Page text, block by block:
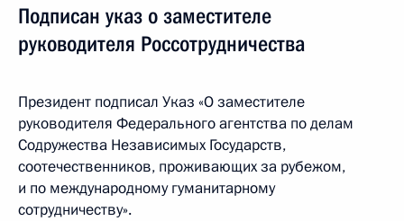
Подписан указ о заместителе
руководителя Россотрудничества
Президент подписал Указ «О заместителе
руководителя Федерального агентства по делам
Содружества Независимых Государств,
соотечественников, проживающих за рубежом,
и по международному гуманитарному
сотрудничеству».